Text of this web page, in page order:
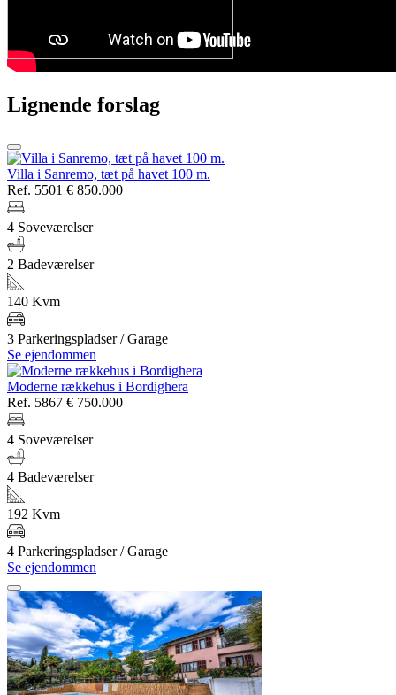
Lignende forslag
Villa i Sanremo, tæt på havet 100 m.
Ref. 5501 € 850.000
4 Soveværelser
2 Badeværelser
140 Kvm
3 Parkeringspladser / Garage
Se ejendommen
Moderne rækkehus i Bordighera
Ref. 5867 € 750.000
4 Soveværelser
4 Badeværelser
192 Kvm
4 Parkeringspladser / Garage
Se ejendommen